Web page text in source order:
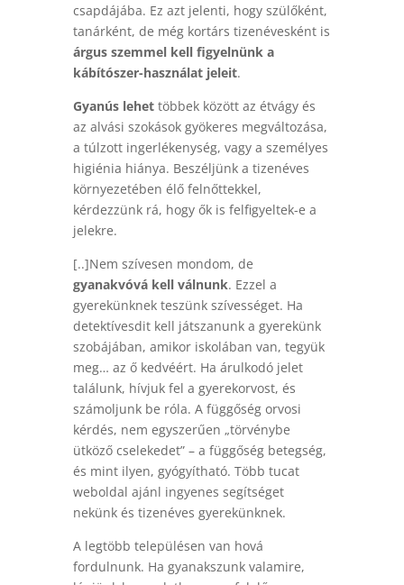
csapdájába. Ez azt jelenti, hogy szülőként,
tanárként, de még kortárs tizenévesként is
árgus szemmel kell figyelnünk a
kábítószer-használat jeleit.
Gyanús lehet többek között az étvágy és
az alvási szokások gyökeres megváltozása,
a túlzott ingerlékenység, vagy a személyes
higiénia hiánya. Beszéljünk a tizenéves
környezetében élő felnőttekkel,
kérdezzünk rá, hogy ők is felfigyeltek-e a
jelekre.
[..]Nem szívesen mondom, de
gyanakvóvá kell válnunk. Ezzel a
gyerekünknek teszünk szívességet. Ha
detektívesdit kell játszanunk a gyerekünk
szobájában, amikor iskolában van, tegyük
meg… az ő kedvéért. Ha árulkodó jelet
találunk, hívjuk fel a gyerekorvost, és
számoljunk be róla. A függőség orvosi
kérdés, nem egyszerűen „törvénybe
ütköző cselekedet” – a függőség betegség,
és mint ilyen, gyógyítható. Több tucat
weboldal ajánl ingyenes segítséget
nekünk és tizenéves gyerekünknek.
A legtöbb településen van hová
fordulnunk. Ha gyanakszunk valamire,